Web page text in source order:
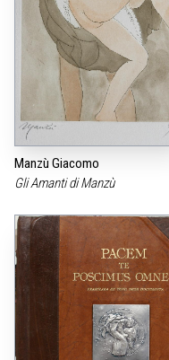
Manzù Giacomo
Gli Amanti di Manzù